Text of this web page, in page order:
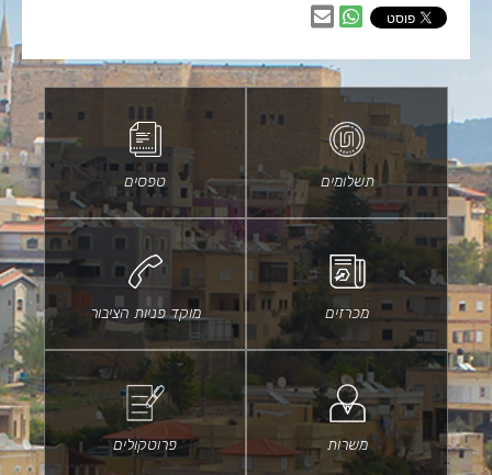
שיתוף
בווטסאפ
שיתוף
באמצעות
דוא״ל
תשלומים טפסים
מכרזים מוקד פניות הציבור
משרות פרוטקולים